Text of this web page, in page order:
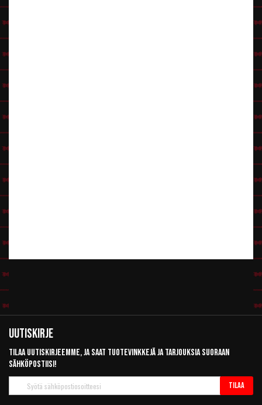
Uutiskirje
Tilaa uutiskirjeemme, ja saat tuotevinkkejä ja tarjouksia suoraan
sähköpostiisi!
uutiskirje
Tilaa